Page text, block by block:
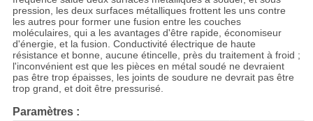
pression, les deux surfaces métalliques frottent les uns contre
les autres pour former une fusion entre les couches
moléculaires, qui a les avantages d'être rapide, économiseur
d'énergie, et la fusion. Conductivité électrique de haute
résistance et bonne, aucune étincelle, près du traitement à froid ;
l'inconvénient est que les pièces en métal soudé ne devraient
pas être trop épaisses, les joints de soudure ne devrait pas être
trop grand, et doit être pressurisé.
Paramètres :